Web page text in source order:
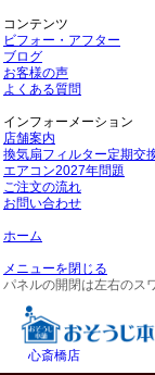
コンテンツ
ビフォー・アフター
ブログ
お客様の声
よくある質問
インフォーメーション
店舗案内
換気扇フィルター定期交
エアコン2027年問題
ご注文の流れ
お問い合わせ
ホーム
メニューを閉じる
パネルの開閉は左右のス
心斎橋店